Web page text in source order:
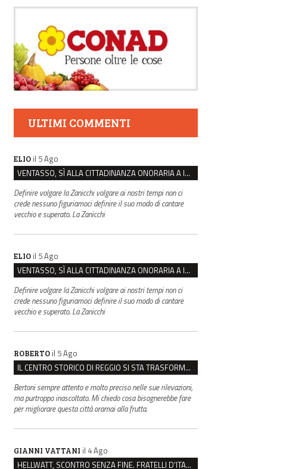
ULTIMI COMMENTI
ELIO il 5 Ago
VENTASSO, SÌ ALLA CITTADINANZA ONORARIA A IVA ZANICCHI. MA BARGIACCHI: “È DI PESSIMO GUSTO”
Definire volgare la Zanicchi volgare ai nostri tempi non ci
crede nessuno figuriamoci definire il suo modo di cantare
vecchio e superato. La Zanicchi
ELIO il 5 Ago
VENTASSO, SÌ ALLA CITTADINANZA ONORARIA A IVA ZANICCHI. MA BARGIACCHI: “È DI PESSIMO GUSTO”
Definire volgare la Zanicchi volgare ai nostri tempi non ci
crede nessuno figuriamoci definire il suo modo di cantare
vecchio e superato. La Zanicchi
ROBERTO il 5 Ago
IL CENTRO STORICO DI REGGIO SI STA TRASFORMANDO, E NON IN MEGLIO
Bertoni sempre attento e molto preciso nelle sue rilevazioni,
ma purtroppo inascoltato. Mi chiedo cosa bisognerebbe fare
per migliorare questa città oramai alla frutta.
GIANNI VATTANI il 4 Ago
HELLWATT, SCONTRO SENZA FINE. FRATELLI D’ITALIA: “MILANI PORTA DOCUMENTI, DE FRANCO INSULTI”